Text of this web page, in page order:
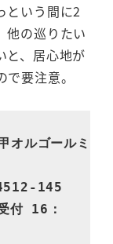
という間に2
他の巡りたい
と、居心地が
要注意。
オルゴールミ
4512-145
付 16：